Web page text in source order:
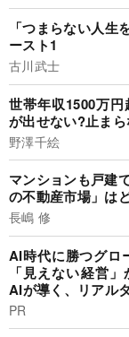
「つまらない人生
ースト1
古川武士
世帯年収1500万
が出せない?止ま
野澤千絵
マンションも戸建
の不動産市場」は
長嶋 修
AI時代に勝つグロ
「見えない経営
AIが導く、リアル
PR